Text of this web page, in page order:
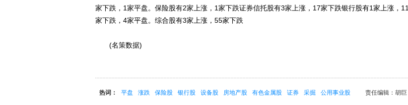
家下跌，1家平盘。保险股有2家上涨，1家下跌证券信托股有3家上涨，17家下跌银行股有1家上涨，11
家下跌，4家平盘。综合股有3家上涨，55家下跌
(名策数据)
责任编辑：胡巨
热词： 平盘 涨跌 保险股 银行股 设备股 房地产股 有色金属股 证券 采掘 公用事业股